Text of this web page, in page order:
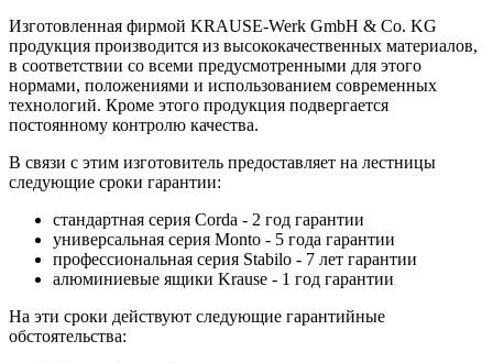
Изготовленная фирмой KRAUSE-Werk GmbH & Со. KG
продукция производится из высококачественных материалов,
в соответствии со всеми предусмотренными для этого
нормами, положениями и использованием современных
технологий. Кроме этого продукция подвергается
постоянному контролю качества.
В связи с этим изготовитель предоставляет на лестницы
следующие сроки гарантии:
стандартная серия Corda - 2 год гарантии
универсальная серия Monto - 5 года гарантии
профессиональная серия Stabilo - 7 лет гарантии
алюминиевые ящики Krause - 1 год гарантии
На эти сроки действуют следующие гарантийные
обстоятельства: